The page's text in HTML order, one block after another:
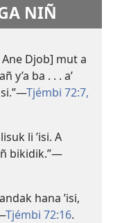
NIÑ
Djob] mut a
y’a ba . . . a’
Tjémbi 72:7,
li ’isi. A
bikidik.”​—
hana ’isi,
Tjémbi 72:16.